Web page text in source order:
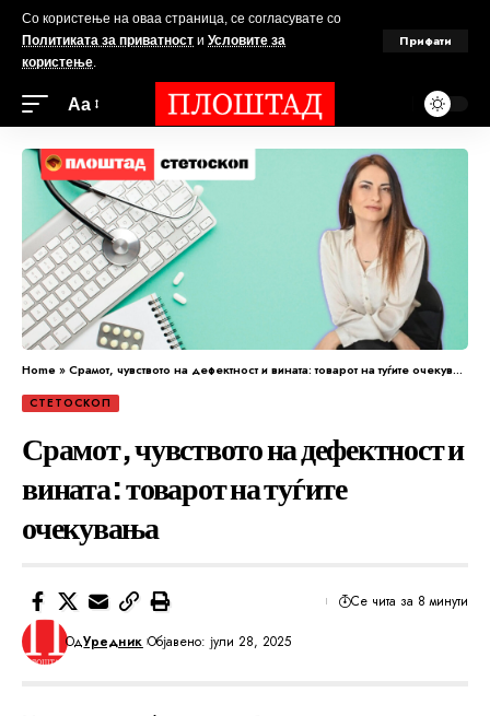
Со користење на оваа страница, се согласувате со
Политиката за приватност и Условите за
користење.
Прифати
Аа
Home»Срамот, чувството на дефектност и вината: товарот на туѓите очекувања
СТЕТОСКОП
Срамот, чувството на дефектност и
вината: товарот на туѓите
очекувања
ОдУредник Објавено: јули 28, 2025
Се чита за 8 минути